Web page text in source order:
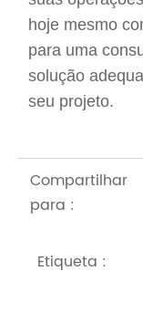
hoje mesmo
para uma
solução
seu projeto.
Compartilhar
para :
Etiqueta :